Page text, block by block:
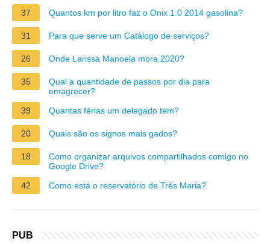
37 Quantos km por litro faz o Onix 1.0 2014 gasolina?
31 Para que serve um Catálogo de serviços?
26 Onde Larissa Manoela mora 2020?
35
Qual a quantidade de passos por dia para
emagrecer?
39
Quantas férias um delegado tem?
20 Quais são os signos mais gados?
18
Como organizar arquivos compartilhados comigo no
Google Drive?
42
Como está o reservatório de Três Maria?
PUB